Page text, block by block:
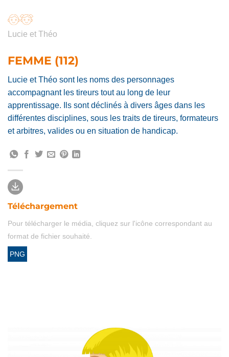
Lucie et Théo
FEMME (112)
Lucie et Théo sont les noms des personnages
accompagnant les tireurs tout au long de leur
apprentissage. Ils sont déclinés à divers âges dans les
différentes disciplines, sous les traits de tireurs, formateurs
et arbitres, valides ou en situation de handicap.
Téléchargement
Pour télécharger le média, cliquez sur l'icône correspondant au
format de fichier souhaité.
PNG